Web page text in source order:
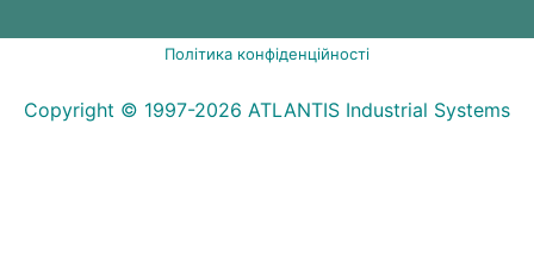
Політика конфіденційності
Copyright © 1997-2026 ATLANTIS Industrial Systems